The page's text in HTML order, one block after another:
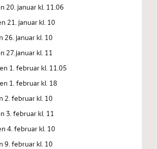
20. januar kl. 11.06
21. januar kl. 10
26. januar kl. 10
27.januar kl. 11
1. februar kl. 11.05
1. februar kl. 18
2. februar kl. 10
3. februar kl. 11
4. februar kl. 10
9. februar kl. 10